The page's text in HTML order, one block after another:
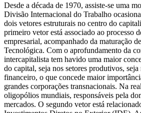
Desde a década de 1970, assiste-se uma
Divisão Internacional do Trabalho
dois vetores estruturais no centro do
primeiro vetor está associado ao processo
empresarial, acompanhado da maturação
Tecnológica. Com o aprofundamento da
intercapitalista tem havido uma maior
do capital, seja nos setores produtivos,
financeiro, o que concede maior
grandes corporações transnacionais. Na
oligopólios mundiais, responsáveis pela
mercados. O segundo vetor está